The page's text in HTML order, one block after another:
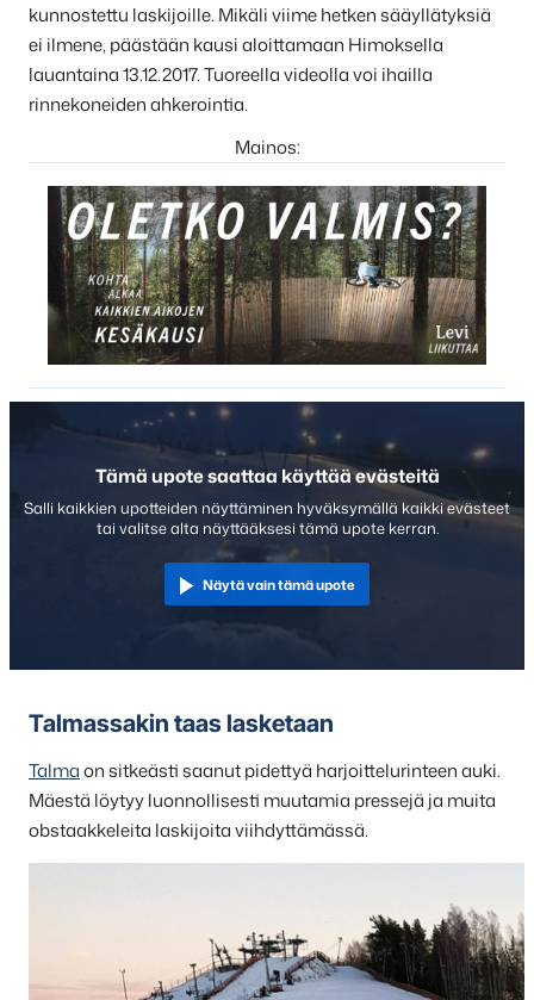
kunnostettu laskijoille. Mikäli viime hetken sääyllätyksiä
ei ilmene, päästään kausi aloittamaan Himoksella
lauantaina 13.12.2017. Tuoreella videolla voi ihailla
rinnekoneiden ahkerointia.
Mainos:
Tämä upote saattaa käyttää evästeitä
Salli kaikkien upotteiden näyttäminen hyväksymällä kaikki evästeet
tai valitse alta näyttääksesi tämä upote kerran.
Näytä vain tämä upote
Talmassakin taas lasketaan
Talmaon sitkeästi saanut pidettyä harjoittelurinteen auki.
Mäestä löytyy luonnollisesti muutamia pressejä ja muita
obstaakkeleita laskijoita viihdyttämässä.